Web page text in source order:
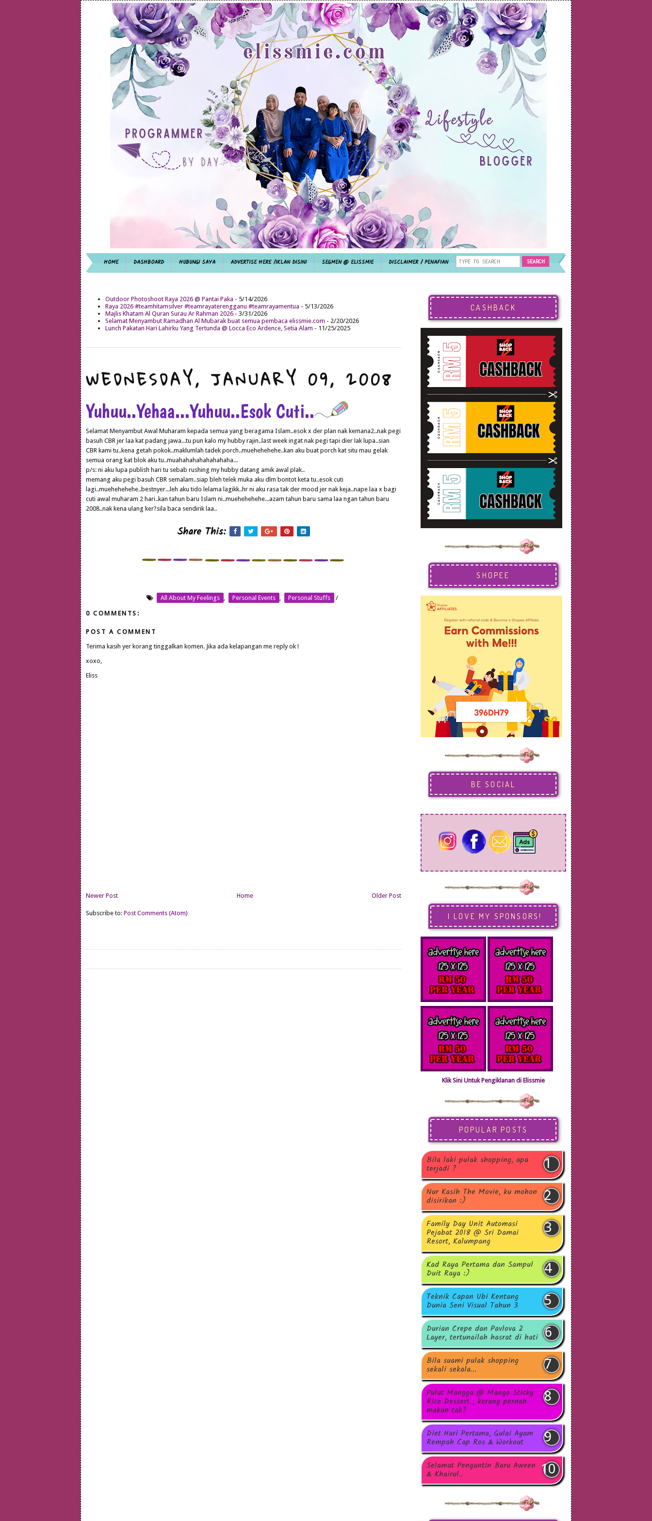
HOME DASHBOARD HUBUNGI SAYA ADVERTISE HERE /IKLAN DISINI SEGMEN @ ELISSMIE DISCLAIMER / PENAFIAN
Outdoor Photoshoot Raya 2026 @ Pantai Paka - 5/14/2026
Raya 2026 #teamhitamsilver #teamrayaterengganu #teamrayamentua - 5/13/2026
Majlis Khatam Al Quran Surau Ar Rahman 2026 - 3/31/2026
Selamat Menyambut Ramadhan Al Mubarak buat semua pembaca elissmie.com - 2/20/2026
Lunch Pakatan Hari Lahirku Yang Tertunda @ Locca Eco Ardence, Setia Alam - 11/25/2025
WEDNESDAY, JANUARY 09, 2008
Yuhuu..Yehaa...Yuhuu..Esok Cuti..
Selamat Menyambut Awal Muharam kepada semua yang beragama Islam..esok x der plan nak kemana2..nak pegi
basuh CBR jer laa kat padang jawa...tu pun kalo my hubby rajin..last week ingat nak pegi tapi dier lak lupa..sian
CBR kami tu..kena getah pokok..maklumlah tadek porch..muehehehehe..kan aku buat porch kat situ mau gelak
semua orang kat blok aku tu..muahahahahahahahaha...
p/s: ni aku lupa publish hari tu sebab rushing my hubby datang amik awal plak..
memang aku pegi basuh CBR semalam..siap bleh telek muka aku dlm bontot keta tu..esok cuti
lagi..muehehehehe..bestnyer...leh aku tido lelama lagikk..hr ni aku rasa tak der mood jer nak keja..nape laa x bagi
cuti awal muharam 2 hari..kan tahun baru Islam ni..muehehehehe...azam tahun baru sama laa ngan tahun baru
2008..nak kena ulang ker?sila baca sendirik laa..
Share This:
All About My Feelings , Personal Events , Personal Stuffs /
0 COMMENTS:
POST A COMMENT
Terima kasih yer korang tinggalkan komen. Jika ada kelapangan me reply ok !
xoxo,
Eliss
Newer Post Older Post
Home
Subscribe to: Post Comments (Atom)
CASHBACK
SHOPEE
BE SOCIAL
I LOVE MY SPONSORS!
Klik Sini Untuk Pengiklanan di Elissmie
POPULAR POSTS
Bila laki pulak shopping, apa
terjadi ?
Nur Kasih The Movie, ku mohon
disirikan :)
Family Day Unit Automasi
Pejabat 2018 @ Sri Damai
Resort, Kalumpang
Kad Raya Pertama dan Sampul
Duit Raya :)
Teknik Capan Ubi Kentang
Dunia Seni Visual Tahun 3
Durian Crepe dan Pavlova 2
Layer, tertunailah hasrat di hati
Bila suami pulak shopping
sekali sekala...
Pulut Mangga @ Mango Sticky
Rice Dessert , korang pernah
makan tak?
Diet Hari Pertama, Gulai Ayam
Rempah Cap Ros & Workout
Selamat Pengantin Baru Aween
& Khairul..